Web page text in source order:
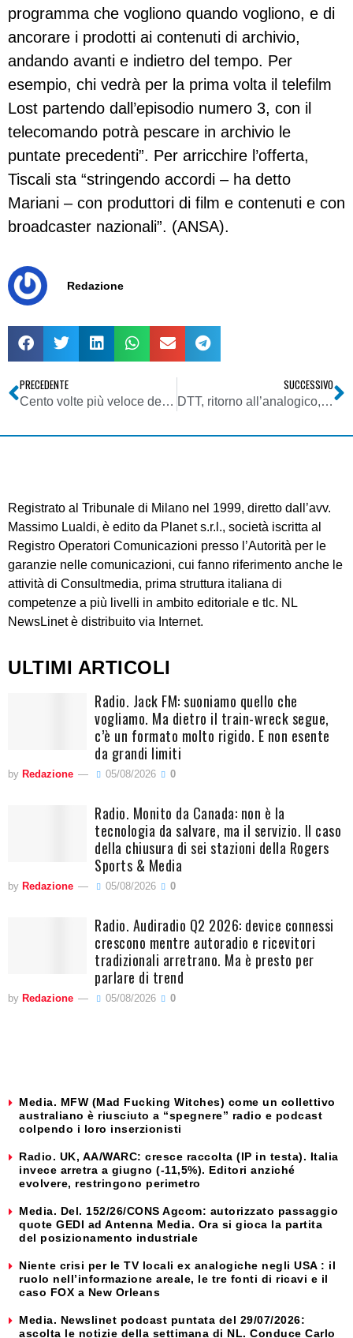
programma che vogliono quando vogliono, e di
ancorare i prodotti ai contenuti di archivio,
andando avanti e indietro del tempo. Per
esempio, chi vedrà per la prima volta il telefilm
Lost partendo dall’episodio numero 3, con il
telecomando potrà pescare in archivio le
puntate precedenti”. Per arricchire l’offerta,
Tiscali sta “stringendo accordi – ha detto
Mariani – con produttori di film e contenuti e con
broadcaster nazionali”. (ANSA).
Redazione
PRECEDENTE
Cento volte più veloce del WiFi
SUCCESSIVO
DTT, ritorno all’analogico, il caso della Val d’Aosta: ci scrive ancora Pagliero
Registrato al Tribunale di Milano nel 1999, diretto dall’avv.
Massimo Lualdi, è edito da Planet s.r.l., società iscritta al
Registro Operatori Comunicazioni presso l’Autorità per le
garanzie nelle comunicazioni, cui fanno riferimento anche le
attività di Consultmedia, prima struttura italiana di
competenze a più livelli in ambito editoriale e tlc. NL
NewsLinet è distribuito via Internet.
ULTIMI ARTICOLI
Radio. Jack FM: suoniamo quello che
vogliamo. Ma dietro il train-wreck segue,
c’è un formato molto rigido. E non esente
da grandi limiti
by Redazione 05/08/2026 0
Radio. Monito da Canada: non è la
tecnologia da salvare, ma il servizio. Il caso
della chiusura di sei stazioni della Rogers
Sports & Media
by Redazione 05/08/2026 0
Radio. Audiradio Q2 2026: device connessi
crescono mentre autoradio e ricevitori
tradizionali arretrano. Ma è presto per
parlare di trend
by Redazione 05/08/2026 0
Media. MFW (Mad Fucking Witches) come un collettivo
australiano è riusciuto a “spegnere” radio e podcast
colpendo i loro inserzionisti
Radio. UK, AA/WARC: cresce raccolta (IP in testa). Italia
invece arretra a giugno (-11,5%). Editori anziché
evolvere, restringono perimetro
Media. Del. 152/26/CONS Agcom: autorizzato passaggio
quote GEDI ad Antenna Media. Ora si gioca la partita
del posizionamento industriale
Niente crisi per le TV locali ex analogiche negli USA : il
ruolo nell’informazione areale, le tre fonti di ricavi e il
caso FOX a New Orleans
Media. Newslinet podcast puntata del 29/07/2026:
ascolta le notizie della settimana di NL. Conduce Carlo